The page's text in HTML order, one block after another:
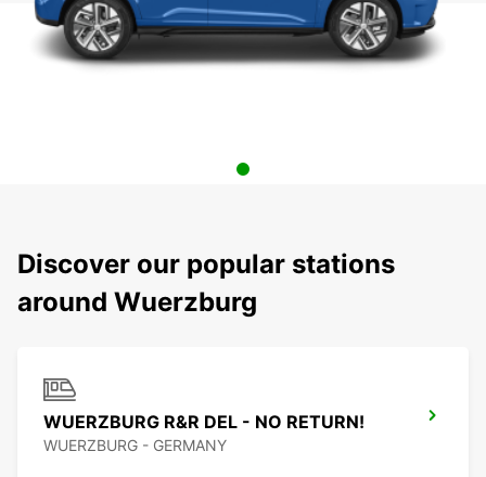
Discover our popular stations
around Wuerzburg
WUERZBURG R&R DEL - NO RETURN!
WUERZBURG - GERMANY